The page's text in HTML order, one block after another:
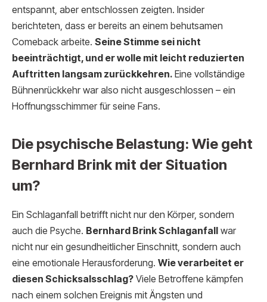
entspannt, aber entschlossen zeigten. Insider
berichteten, dass er bereits an einem behutsamen
Comeback arbeite. Seine Stimme sei nicht
beeinträchtigt, und er wolle mit leicht reduzierten
Auftritten langsam zurückkehren. Eine vollständige
Bühnenrückkehr war also nicht ausgeschlossen – ein
Hoffnungsschimmer für seine Fans.
Die psychische Belastung: Wie geht
Bernhard Brink mit der Situation
um?
Ein Schlaganfall betrifft nicht nur den Körper, sondern
auch die Psyche. Bernhard Brink Schlaganfall war
nicht nur ein gesundheitlicher Einschnitt, sondern auch
eine emotionale Herausforderung. Wie verarbeitet er
diesen Schicksalsschlag? Viele Betroffene kämpfen
nach einem solchen Ereignis mit Ängsten und